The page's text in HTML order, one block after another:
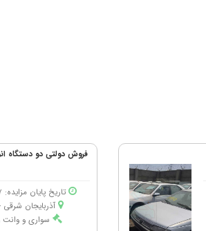
فروش دولتی دو دستگاه
تاریخ پایان مزایده: 1405/05/27
آذربایجان
سواری و وانت